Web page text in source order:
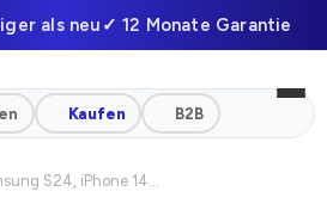
als neu ✓ 12 Monate Garantie
Kaufen B2B